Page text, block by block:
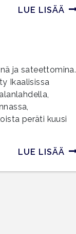
LUE LISÄÄ
ja sateettomina.
Ikaalisissa
peräti kuusi
LUE LISÄÄ